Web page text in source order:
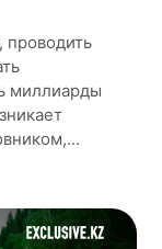
проводить
миллиарды